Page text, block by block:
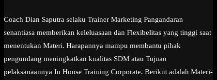
Coach Dian Saputra selaku Trainer Marketing Pangandaran
senantiasa memberikan keleluasaan dan Flexibelitas yang tinggi saat
menentukan Materi. Harapannya mampu membantu pihak
pengundang meningkatkan kualitas SDM atau Tujuan
pelaksanaannya In House Training Corporate. Berikut adalah Materi-